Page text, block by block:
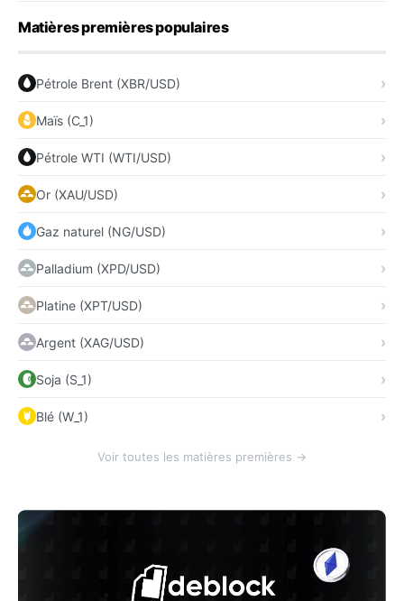
Matières premières populaires
Pétrole Brent (XBR/USD)
Maïs (C_1)
Pétrole WTI (WTI/USD)
Or (XAU/USD)
Gaz naturel (NG/USD)
Palladium (XPD/USD)
Platine (XPT/USD)
Argent (XAG/USD)
Soja (S_1)
Blé (W_1)
Voir toutes les matières premières →